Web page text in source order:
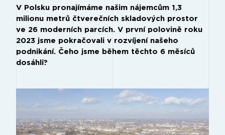
V Polsku pronajímáme našim nájemcům 1,3
milionu metrů čtverečních skladových prostor
ve 26 moderních parcích. V první polovině roku
2023 jsme pokračovali v rozvíjení našeho
podnikání. Čeho jsme během těchto 6 měsíců
dosáhli?